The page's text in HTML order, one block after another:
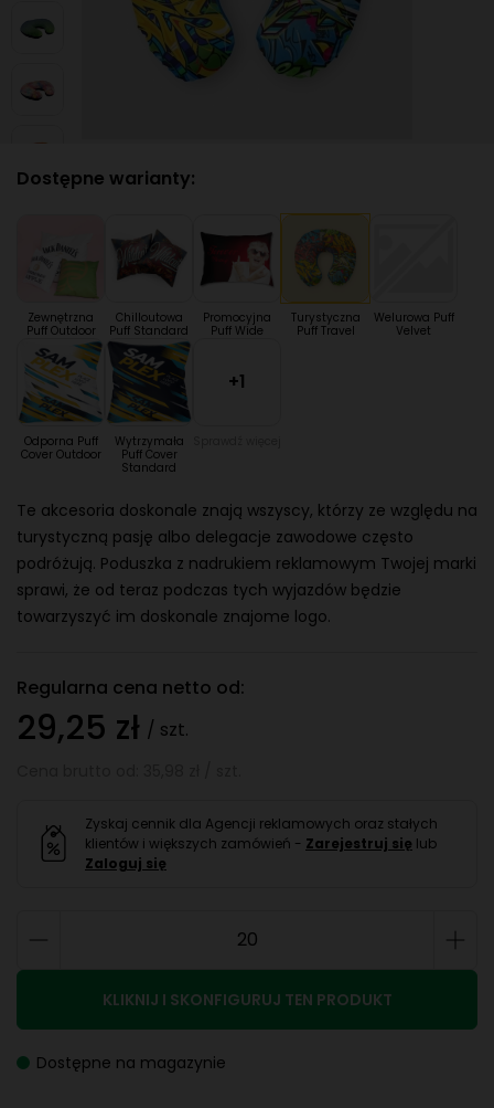
Dostępne warianty:
Zewnętrzna
Puff Outdoor
Chilloutowa
Puff Standard
Promocyjna
Puff Wide
Turystyczna
Puff Travel
Welurowa Puff
Velvet
Odporna Puff
Cover Outdoor
Wytrzymała
Puff Cover
Standard
+1
Te akcesoria doskonale znają wszyscy, którzy ze względu na
turystyczną pasję albo delegacje zawodowe często
podróżują. Poduszka z nadrukiem reklamowym Twojej marki
sprawi, że od teraz podczas tych wyjazdów będzie
towarzyszyć im doskonale znajome logo.
Regularna cena netto od:
29,25 zł / szt.
Zyskaj cennik dla Agencji reklamowych oraz stałych
klientów i większych zamówień - Zarejestruj się lub
Zaloguj się
KLIKNIJ I SKONFIGURUJ TEN PRODUKT
Dostępne na magazynie